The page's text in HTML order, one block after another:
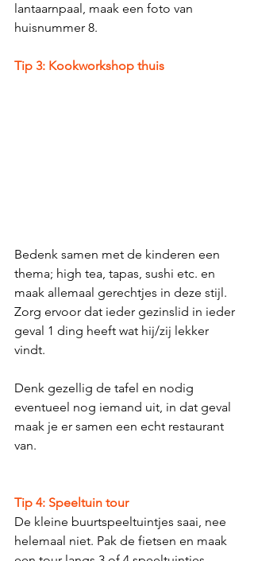
lantaarnpaal, maak een foto van
huisnummer 8.
Tip 3: Kookworkshop thuis
Bedenk samen met de kinderen een
thema; high tea, tapas, sushi etc. en
maak allemaal gerechtjes in deze stijl.
Zorg ervoor dat ieder gezinslid in ieder
geval 1 ding heeft wat hij/zij lekker
vindt.
Denk gezellig de tafel en nodig
eventueel nog iemand uit, in dat geval
maak je er samen een echt restaurant
van.
Tip 4: Speeltuin tour
De kleine buurtspeeltuintjes saai, nee
helemaal niet. Pak de fietsen en maak